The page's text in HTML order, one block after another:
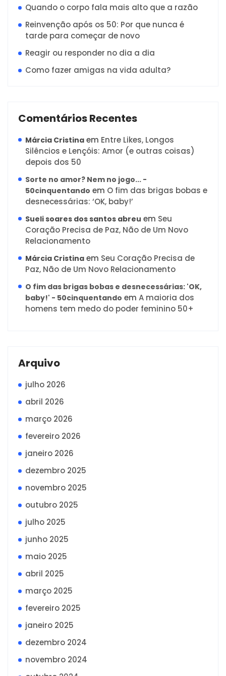
Quando o corpo fala mais alto que a razão
Reinvenção após os 50: Por que nunca é
tarde para começar de novo
Reagir ou responder no dia a dia
Como fazer amigas na vida adulta?
Comentários Recentes
Márcia Cristina em Entre Likes, Longos
Silêncios e Lençóis: Amor (e outras coisas)
depois dos 50
Sorte no amor? Nem no jogo... -
50cinquentando em O fim das brigas bobas e
desnecessárias: ‘OK, baby!’
Sueli soares dos santos abreu em Seu
Coração Precisa de Paz, Não de Um Novo
Relacionamento
Márcia Cristina em Seu Coração Precisa de
Paz, Não de Um Novo Relacionamento
O fim das brigas bobas e desnecessárias: 'OK,
baby!' - 50cinquentando em A maioria dos
homens tem medo do poder feminino 50+
Arquivo
julho 2026
abril 2026
março 2026
fevereiro 2026
janeiro 2026
dezembro 2025
novembro 2025
outubro 2025
julho 2025
junho 2025
maio 2025
abril 2025
março 2025
fevereiro 2025
janeiro 2025
dezembro 2024
novembro 2024